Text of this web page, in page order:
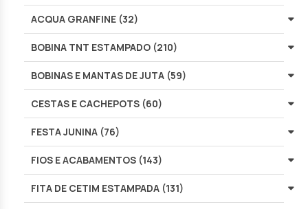
ACQUA GRANFINE (32)
BOBINA TNT ESTAMPADO (210)
BOBINAS E MANTAS DE JUTA (59)
CESTAS E CACHEPOTS (60)
FESTA JUNINA (76)
FIOS E ACABAMENTOS (143)
FITA DE CETIM ESTAMPADA (131)